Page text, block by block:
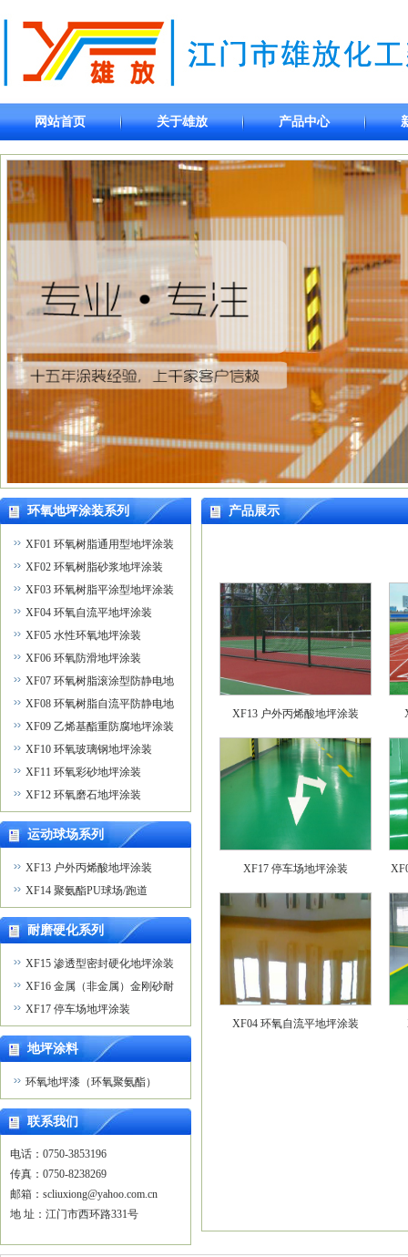
网站首页 关于雄放 产品中心
环氧地坪涂装系列
XF01 环氧树脂通用型地坪涂装
XF02 环氧树脂砂浆地坪涂装
XF03 环氧树脂平涂型地坪涂装
XF04 环氧自流平地坪涂装
XF05 水性环氧地坪涂装
XF06 环氧防滑地坪涂装
XF07 环氧树脂滚涂型防静电地
坪涂装
XF08 环氧树脂自流平防静电地
坪涂装
XF09 乙烯基酯重防腐地坪涂装
XF10 环氧玻璃钢地坪涂装
XF11 环氧彩砂地坪涂装
XF12 环氧磨石地坪涂装
运动球场系列
XF13 户外丙烯酸地坪涂装
XF14 聚氨酯PU球场/跑道
耐磨硬化系列
XF15 渗透型密封硬化地坪涂装
XF16 金属（非金属）金刚砂耐
磨地坪涂装
XF17 停车场地坪涂装
地坪涂料
环氧地坪漆（环氧聚氨酯）
联系我们
电话：0750-3853196
传真：0750-8238269
邮箱：scliuxiong@yahoo.com.cn
地 址：江门市西环路331号
产品展示
XF13 户外丙烯酸地坪涂装
XF17 停车场地坪涂装
XF04 环氧自流平地坪涂装